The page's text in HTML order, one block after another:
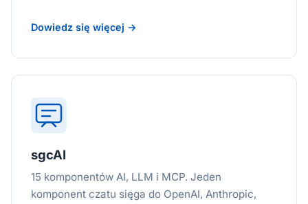
Dowiedz się więcej →
sgcAI
15 komponentów AI, LLM i MCP. Jeden
komponent czatu sięga do OpenAI, Anthropic,